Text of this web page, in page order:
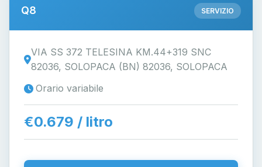
Q8 SERVIZIO
VIA SS 372 TELESINA KM.44+319 SNC
82036, SOLOPACA (BN) 82036, SOLOPACA
Orario variabile
€0.679 / litro